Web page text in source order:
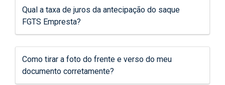
Qual a taxa de juros da antecipação do saque
FGTS Empresta?
Como tirar a foto do frente e verso do meu
documento corretamente?